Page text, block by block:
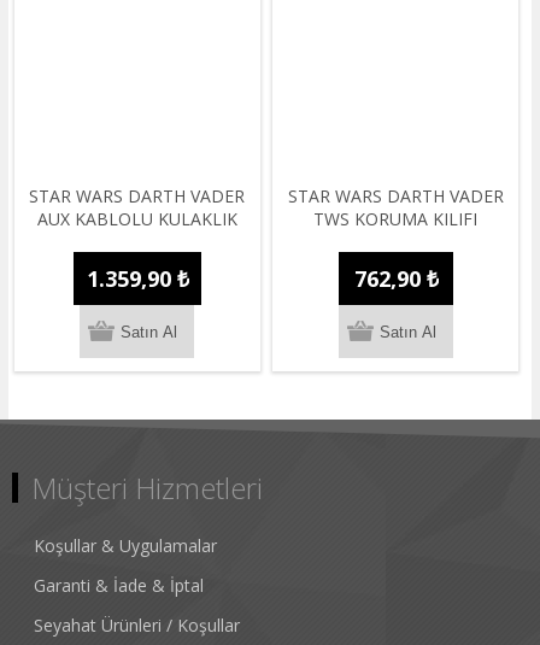
STAR WARS DARTH VADER
AUX KABLOLU KULAKLIK
1.359,90 ₺
STAR WARS DARTH VADER
TWS KORUMA KILIFI
762,90 ₺
Müşteri Hizmetleri
Koşullar & Uygulamalar
Garanti & İade & İptal
Seyahat Ürünleri / Koşullar